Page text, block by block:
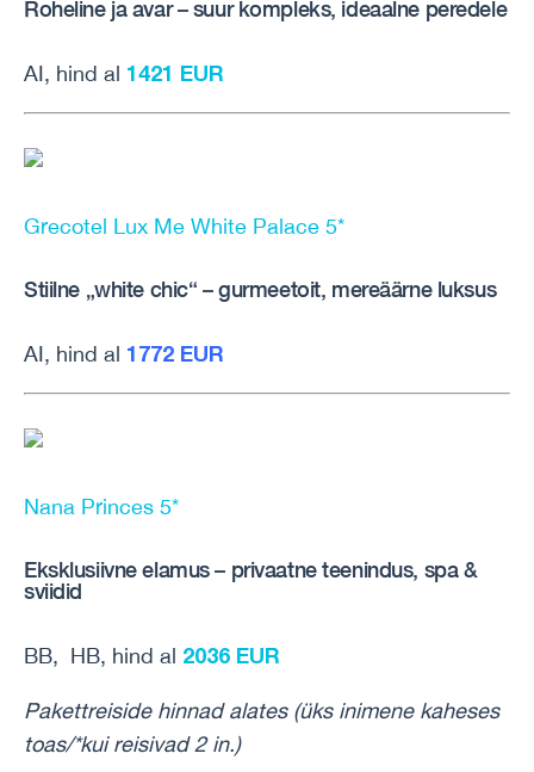
Roheline ja avar – suur kompleks, ideaalne peredele
AI, hind al 1421 EUR
Grecotel Lux Me White Palace 5*
Stiilne „white chic“ – gurmeetoit, mereäärne luksus
AI, hind al 1772 EUR
Nana Princes 5*
Eksklusiivne elamus – privaatne teenindus, spa &
sviidid
BB, HB, hind al 2036 EUR
Pakettreiside hinnad alates (üks inimene kaheses
toas/*kui reisivad 2 in.)